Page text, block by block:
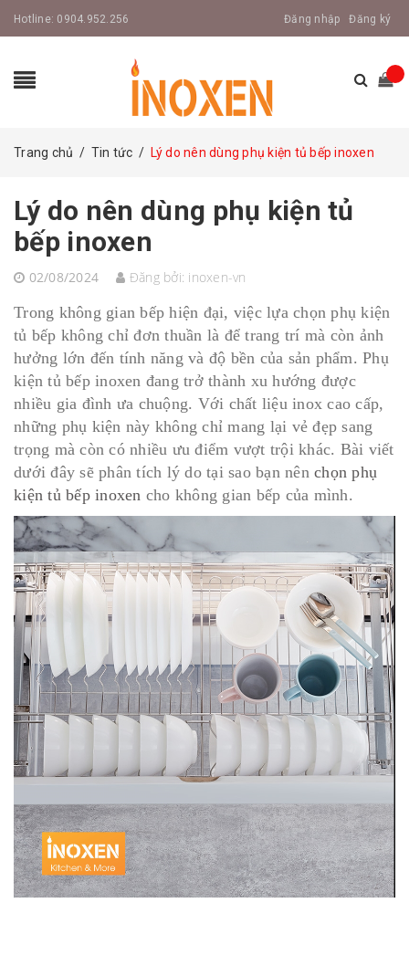
Hotline: 0904.952.256 Đăng nhập Đăng ký
Trang chủ / Tin tức / Lý do nên dùng phụ kiện tủ bếp inoxen
Lý do nên dùng phụ kiện tủ
bếp inoxen
02/08/2024 Đăng bởi: inoxen-vn
Trong không gian bếp hiện đại, việc lựa chọn phụ kiện
tủ bếp không chỉ đơn thuần là để trang trí mà còn ảnh
hưởng lớn đến tính năng và độ bền của sản phẩm. Phụ
kiện tủ bếp inoxen đang trở thành xu hướng được
nhiều gia đình ưa chuộng. Với chất liệu inox cao cấp,
những phụ kiện này không chỉ mang lại vẻ đẹp sang
trọng mà còn có nhiều ưu điểm vượt trội khác. Bài viết
dưới đây sẽ phân tích lý do tại sao bạn nên chọn phụ
kiện tủ bếp inoxen cho không gian bếp của mình.